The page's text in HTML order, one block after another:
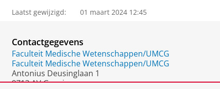
r
P
o
r
t
a
Laatst gewijzigd: 01 maart 2024 12:45
Contactgegevens
Faculteit Medische Wetenschappen/UMCG
Faculteit Medische Wetenschappen/UMCG
Antonius Deusinglaan 1
9713 AV Groningen